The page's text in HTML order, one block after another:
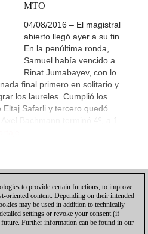
MTO
04/08/2016 – El magistral
abierto llegó ayer a su fin.
En la penúltima ronda,
Samuel había vencido a
Rinat Jumabayev, con lo
final primero en solitario y
los laureles. Cumplió los
Safarli y tercero quedó
Bachmann terminó 4º, a 1
to provide certain functions, to improve
oriented content. Depending on their intended
may be used in addition to technically
settings or revoke your consent (if
Further information can be found in our